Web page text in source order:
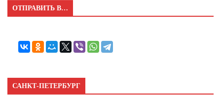
ОТПРАВИТЬ В…
САНКТ-ПЕТЕРБУРГ